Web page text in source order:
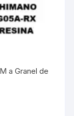
a Granel de